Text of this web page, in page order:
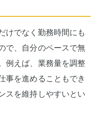
けでなく勤務時間にも
で、自分のペースで無
例えば、業務量を調整
事を進めることもでき
スを維持しやすいとい